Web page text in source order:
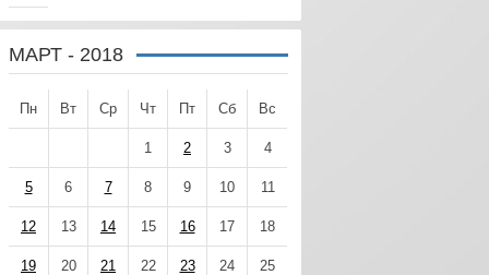
МАРТ - 2018
Пн Вт Ср Чт Пт Сб Вс
1 2 3 4
5 6 7 8 9 10 11
12 13 14 15 16 17 18
19 20 21 22 23 24 25